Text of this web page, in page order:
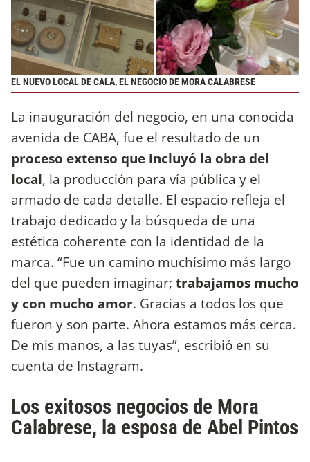
EL NUEVO LOCAL DE CALA, EL NEGOCIO DE MORA CALABRESE
La inauguración del negocio, en una conocida
avenida de CABA, fue el resultado de un
proceso extenso que incluyó la obra del
local, la producción para vía pública y el
armado de cada detalle. El espacio refleja el
trabajo dedicado y la búsqueda de una
estética coherente con la identidad de la
marca. “Fue un camino muchísimo más largo
del que pueden imaginar; trabajamos mucho
y con mucho amor. Gracias a todos los que
fueron y son parte. Ahora estamos más cerca.
De mis manos, a las tuyas”, escribió en su
cuenta de Instagram.
Los exitosos negocios de Mora
Calabrese, la esposa de Abel Pintos